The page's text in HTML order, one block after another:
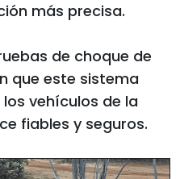
más precisa.
de choque de
que este sistema
los vehículos de la
fiables y seguros.